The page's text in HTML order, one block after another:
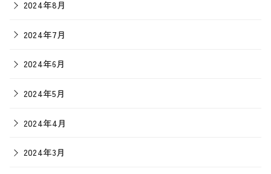
2024年8月
2024年7月
2024年6月
2024年5月
2024年4月
2024年3月